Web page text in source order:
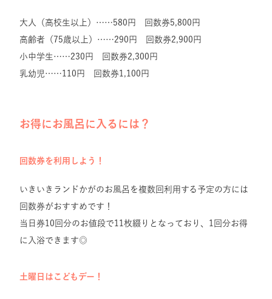
大人（高校生以上）……580円 回数券5,800円
高齢者（75歳以上）……290円 回数券2,900円
小中学生……230円 回数券2,300円
乳幼児……110円 回数券1,100円
お得にお風呂に入るには？
回数券を利用しよう！
いきいきランドかがのお風呂を複数回利用する予定の方には
回数券がおすすめです！
当日券10回分のお値段で11枚綴りとなっており、1回分お得
に入浴できます◎
土曜日はこどもデー！